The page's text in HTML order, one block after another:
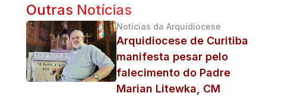
Outras Notícias
Notícias da Arquidiocese
Arquidiocese de Curitiba
manifesta pesar pelo
falecimento do Padre
Marian Litewka, CM